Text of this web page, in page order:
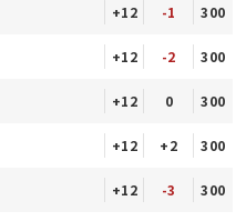
+12 -1 300
+12 -2 300
+12 0 300
+12 +2 300
+12 -3 300